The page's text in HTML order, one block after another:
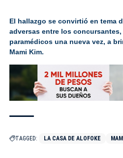
El hallazgo se convirtió en tema
adversas entre losconcursantes
paramédicos una nueva vez, a
Mami Kim.
TAGGED: LA CASA DE ALOFOKE